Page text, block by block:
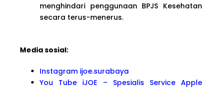
menghindari penggunaan BPJS Kesehatan
secara terus-menerus.
Media sosial:
Instagram ijoe.surabaya
You Tube iJOE – Spesialis Service Apple